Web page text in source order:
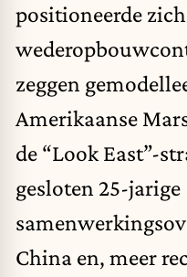
positioneerde
zeggen
Amerikaanse
de “Look East”-
gesloten 25-jarige
China en, meer